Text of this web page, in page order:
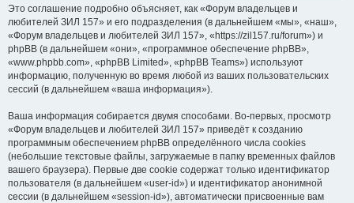
Это соглашение подробно объясняет, как «Форум владельцев и
любителей ЗИЛ 157» и его подразделения (в дальнейшем «мы», «наш»,
«Форум владельцев и любителей ЗИЛ 157», «https://zil157.ru/forum») и
phpBB (в дальнейшем «они», «программное обеспечение phpBB»,
«www.phpbb.com», «phpBB Limited», «phpBB Teams») используют
информацию, полученную во время любой из ваших пользовательских
сессий (в дальнейшем «ваша информация»).
Ваша информация собирается двумя способами. Во-первых, просмотр
«Форум владельцев и любителей ЗИЛ 157» приведёт к созданию
программным обеспечением phpBB определённого числа cookies
(небольшие текстовые файлы, загружаемые в папку временных файлов
вашего браузера). Первые две cookie содержат только идентификатор
пользователя (в дальнейшем «user-id») и идентификатор анонимной
сессии (в дальнейшем «session-id»), автоматически присвоенные вам